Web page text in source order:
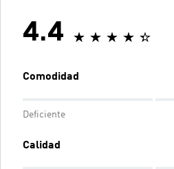
4.4
Comodidad
Deficiente
Calidad